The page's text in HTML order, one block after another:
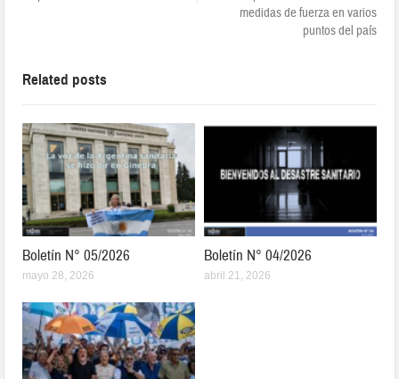
medidas de fuerza en varios
puntos del país
Related posts
Boletín N° 05/2026
mayo 28, 2026
Boletín N° 04/2026
abril 21, 2026